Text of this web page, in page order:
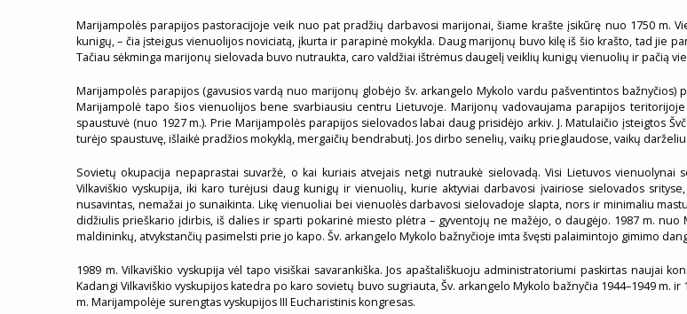
Marijampolės parapijos pastoracijoje veik nuo pat pradžių darbavosi marijonai, šiame krašte įsikūrę nuo 1750 m.
kunigų, – čia įsteigus vienuolijos noviciatą, įkurta ir parapinė mokykla. Daug marijonų buvo kilę iš šio krašto, tad jie
Tačiau sėkminga marijonų sielovada buvo nutraukta, caro valdžiai ištrėmus daugelį veiklių kunigų vienuolių ir pačią
Marijampolės parapijos (gavusios vardą nuo marijonų globėjo šv. arkangelo Mykolo vardu pašventintos
Marijampolė tapo šios vienuolijos bene svarbiausiu centru Lietuvoje. Marijonų vadovaujama parapijos
spaustuvė (nuo 1927 m.). Prie Marijampolės parapijos sielovados labai daug prisidėjo arkiv. J. Matulaičio įsteigtos
turėjo spaustuvę, išlaikė pradžios mokyklą, mergaičių bendrabutį. Jos dirbo senelių, vaikų prieglaudose, vaikų
Sovietų okupacija nepaprastai suvaržė, o kai kuriais atvejais netgi nutraukė sielovadą. Visi Lietuvos
Vilkaviškio vyskupija, iki karo turėjusi daug kunigų ir vienuolių, kurie aktyviai darbavosi įvairiose sielovados
nusavintas, nemažai jo sunaikinta. Likę vienuoliai bei vienuolės darbavosi sielovadoje slapta, nors ir minimaliu
didžiulis prieškario įdirbis, iš dalies ir sparti pokarinė miesto plėtra – gyventojų ne mažėjo, o daugėjo. 1987 m.
maldininkų, atvykstančių pasimelsti prie jo kapo. Šv. arkangelo Mykolo bažnyčioje imta švęsti palaimintojo gimimo
1989 m. Vilkaviškio vyskupija vėl tapo visiškai savarankiška. Jos apaštališkuoju administratoriumi paskirtas naujai
Kadangi Vilkaviškio vyskupijos katedra po karo sovietų buvo sugriauta, Šv. arkangelo Mykolo bažnyčia 1944–1949 m.
m. Marijampolėje surengtas vyskupijos III Eucharistinis kongresas.